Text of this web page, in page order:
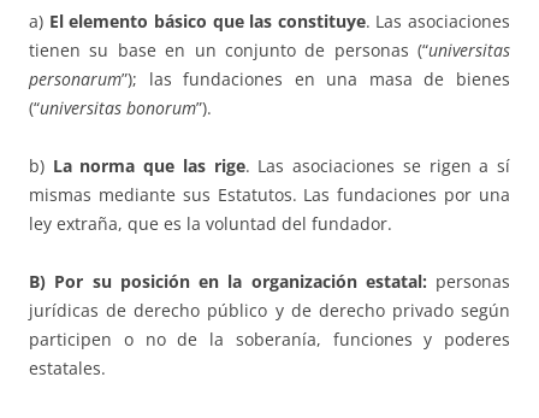
a) El elemento básico que las constituye. Las asociaciones
tienen su base en un conjunto de personas (“universitas
personarum”); las fundaciones en una masa de bienes
(“universitas bonorum”).
b) La norma que las rige. Las asociaciones se rigen a sí
mismas mediante sus Estatutos. Las fundaciones por una
ley extraña, que es la voluntad del fundador.
B) Por su posición en la organización estatal: personas
jurídicas de derecho público y de derecho privado según
participen o no de la soberanía, funciones y poderes
estatales.